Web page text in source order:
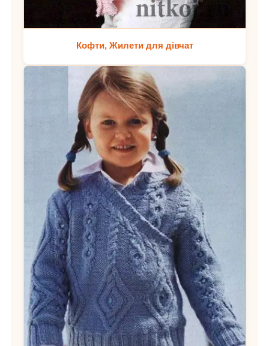
Кофти, Жилети для дівчат